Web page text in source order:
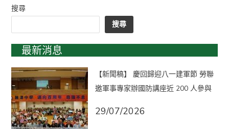
搜尋
搜尋
最新消息
【新聞稿】 慶回歸迎八一建軍節 勞聯
邀軍事專家辦國防講座近 200 人參與
29/07/2026